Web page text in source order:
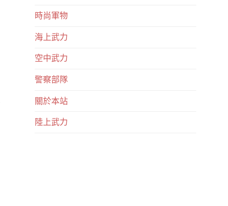
時尚軍物
海上武力
空中武力
警察部隊
關於本站
陸上武力